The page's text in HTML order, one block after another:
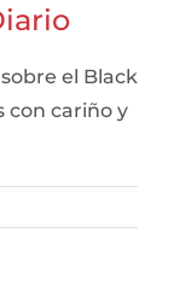
el Black
con cariño y